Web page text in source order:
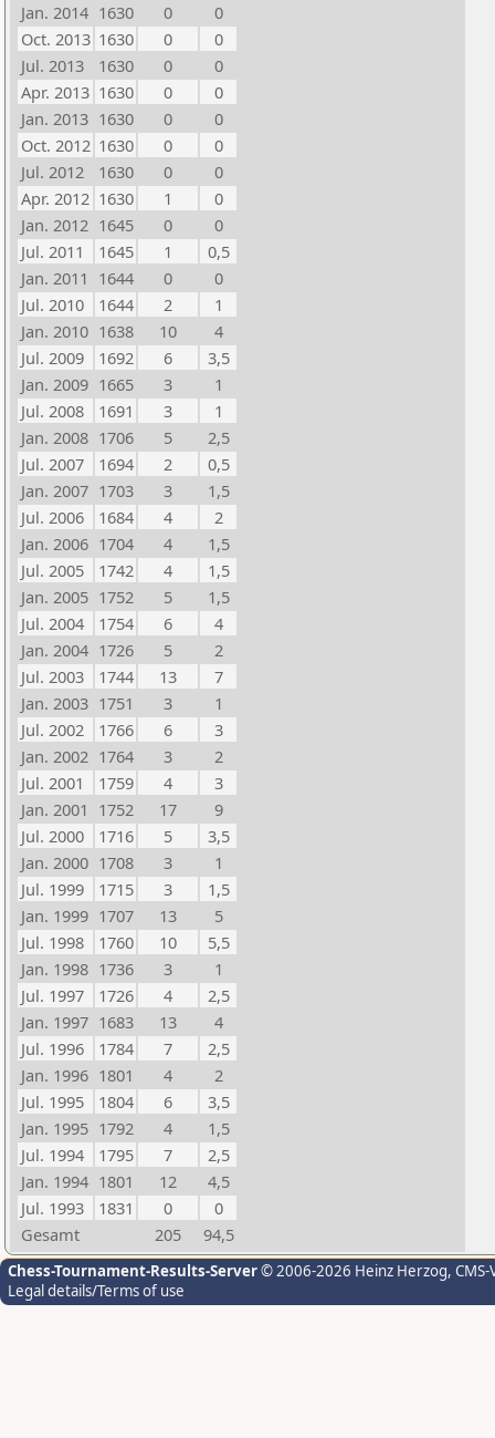
Jan. 2014 1630 0
0
Oct. 2013 1630 0
0
Jul. 2013
1630 0
0
Apr. 2013 1630 0
0
Jan. 2013 1630 0
0
Oct. 2012 1630 0
0
Jul. 2012
1630 0
0
Apr. 2012 1630 1
0
Jan. 2012 1645 0
0
Jul. 2011
1645 1
0,5
Jan. 2011 1644 0
0
Jul. 2010
1644 2
1
Jan. 2010 1638 10
4
Jul. 2009
1692 6
3,5
Jan. 2009 1665 3
1
Jul. 2008
1691 3
1
Jan. 2008 1706 5
2,5
Jul. 2007
1694 2
0,5
Jan. 2007 1703 3
1,5
Jul. 2006
1684 4
2
Jan. 2006 1704 4
1,5
Jul. 2005
1742 4
1,5
Jan. 2005 1752 5
1,5
Jul. 2004
1754 6
4
Jan. 2004 1726 5
2
Jul. 2003
1744 13
7
Jan. 2003 1751 3
1
Jul. 2002
1766 6
3
Jan. 2002 1764 3
2
Jul. 2001
1759 4
3
Jan. 2001 1752 17
9
Jul. 2000
1716 5
3,5
Jan. 2000 1708 3
1
Jul. 1999
1715 3
1,5
Jan. 1999 1707 13
5
Jul. 1998
1760 10
5,5
Jan. 1998 1736 3
1
Jul. 1997
1726 4
2,5
Jan. 1997 1683 13
4
Jul. 1996
1784 7
2,5
Jan. 1996 1801 4
2
Jul. 1995
1804 6
3,5
Jan. 1995 1792 4
1,5
Jul. 1994
1795 7
2,5
Jan. 1994 1801 12
4,5
Jul. 1993
1831 0
0
Gesamt
205 94,5
Chess-Tournament-Results-Server© 2006-2026 Heinz Herzog,
Legal details/Terms of use